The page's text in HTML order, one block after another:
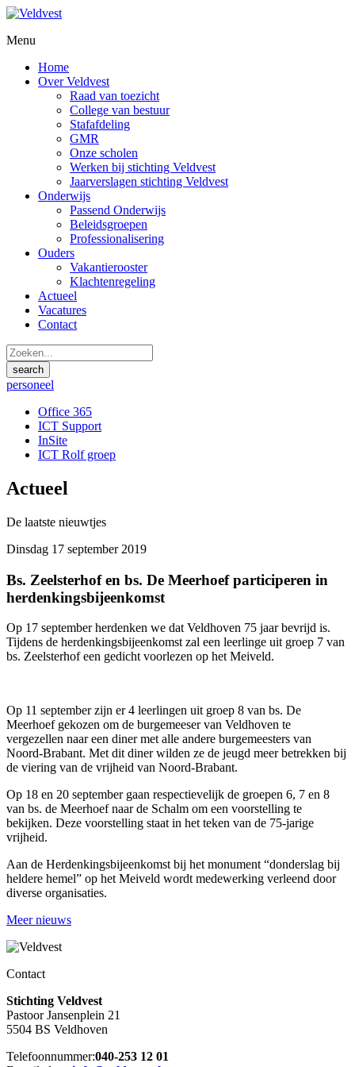
Menu
Home
Over Veldvest
Raad van toezicht
College van bestuur
Stafafdeling
GMR
Onze scholen
Werken bij stichting Veldvest
Jaarverslagen stichting Veldvest
Onderwijs
Passend Onderwijs
Beleidsgroepen
Professionalisering
Ouders
Vakantierooster
Klachtenregeling
Actueel
Vacatures
Contact
personeel
Office 365
ICT Support
InSite
ICT Rolf groep
Actueel
De laatste nieuwtjes
Dinsdag 17 september 2019
Bs. Zeelsterhof en bs. De Meerhoef participeren in
herdenkingsbijeenkomst
Op 17 september herdenken we dat Veldhoven 75 jaar bevrijd is.
Tijdens de herdenkingsbijeenkomst zal een leerlinge uit groep 7 van
bs. Zeelsterhof een gedicht voorlezen op het Meiveld.
Op 11 september zijn er 4 leerlingen uit groep 8 van bs. De
Meerhoef gekozen om de burgemeeser van Veldhoven te
vergezellen naar een diner met alle andere burgemeesters van
Noord-Brabant. Met dit diner wilden ze de jeugd meer betrekken bij
de viering van de vrijheid van Noord-Brabant.
Op 18 en 20 september gaan respectievelijk de groepen 6, 7 en 8
van bs. de Meerhoef naar de Schalm om een voorstelling te
bekijken. Deze voorstelling staat in het teken van de 75-jarige
vrijheid.
Aan de Herdenkingsbijeenkomst bij het monument “donderslag bij
heldere hemel” op het Meiveld wordt medewerking verleend door
diverse organisaties.
Meer nieuws
Contact
Stichting Veldvest
Pastoor Jansenplein 21
5504 BS Veldhoven
Telefoonnummer:040-253 12 01